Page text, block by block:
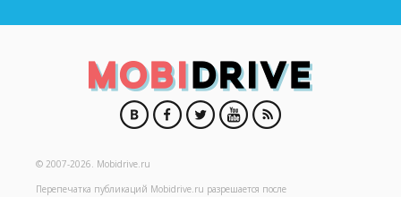
© 2007-2026. Mobidrive.ru
Перепечатка публикаций Mobidrive.ru разрешается после